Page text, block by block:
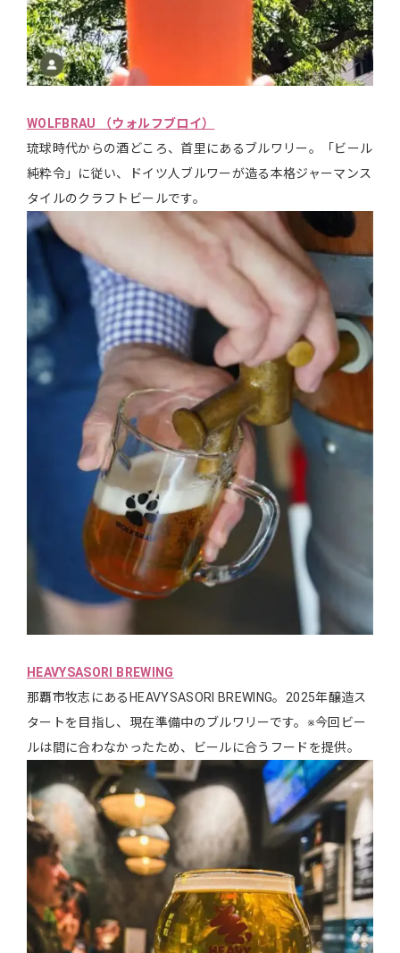
WOLFBRAU （ウォルフブロイ）
琉球時代からの酒どころ、首里にあるブルワリー。「ビール
純粋令」に従い、ドイツ人ブルワーが造る本格ジャーマンス
タイルのクラフトビールです。
HEAVYSASORI BREWING
那覇市牧志にあるHEAVYSASORI BREWING。2025年醸造ス
タートを目指し、現在準備中のブルワリーです。※今回ビー
ルは間に合わなかったため、ビールに合うフードを提供。